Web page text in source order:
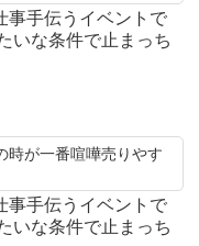
事手伝うイベントで
いな条件で止まっち
時が一番喧嘩売りやす
事手伝うイベントで
いな条件で止まっち